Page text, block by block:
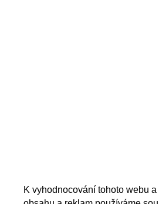
K vyhodnocování tohoto webu